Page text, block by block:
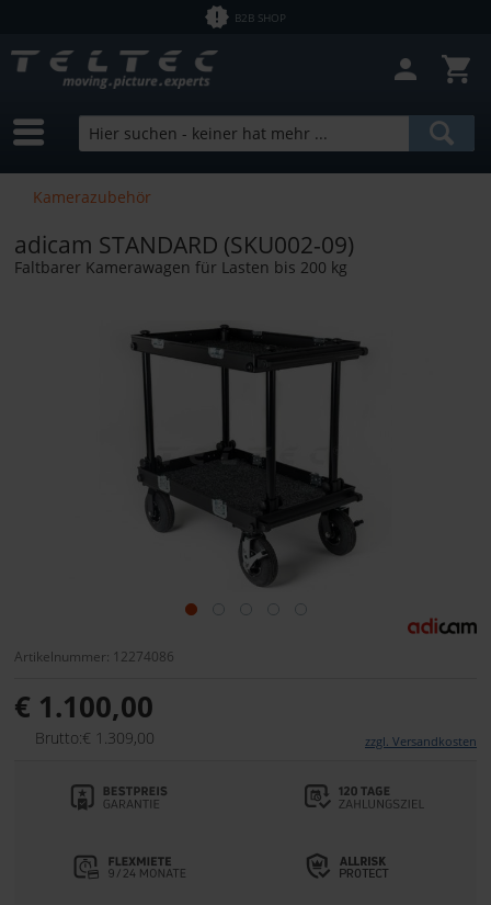
B2B SHOP
Kamerazubehör
adicam STANDARD (SKU002-09)
Faltbarer Kamerawagen für Lasten bis 200 kg
Artikelnummer: 12274086
€ 1.100,00
Brutto:€ 1.309,00 zzgl. Versandkosten
Sofort lieferbar
Hersteller
von2,50 € bis12700,00 €